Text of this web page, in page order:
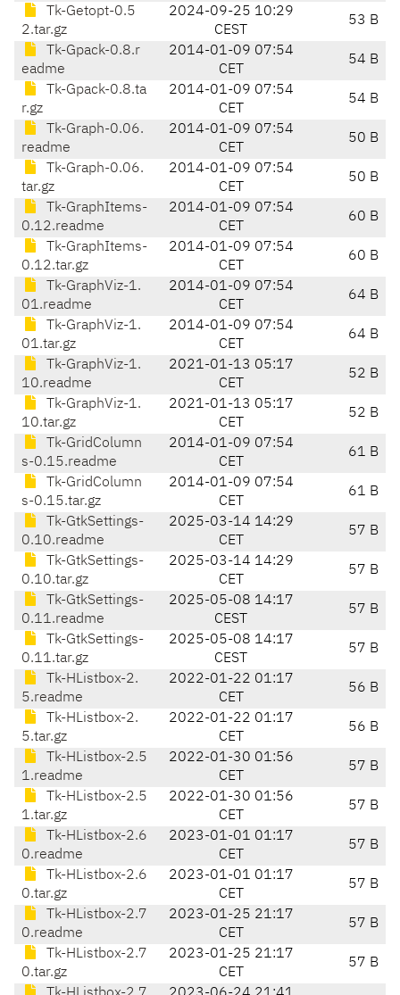
Tk-Getopt-0.5
2.tar.gz
2024-09-25 10:29
CEST
53 B
Tk-Gpack-0.8.r
eadme
2014-01-09 07:54
CET
54 B
Tk-Gpack-0.8.ta
r.gz
2014-01-09 07:54
CET
54 B
Tk-Graph-0.06.
readme
2014-01-09 07:54
CET
50 B
Tk-Graph-0.06.
tar.gz
2014-01-09 07:54
CET
50 B
Tk-GraphItems-
0.12.readme
2014-01-09 07:54
CET
60 B
Tk-GraphItems-
0.12.tar.gz
2014-01-09 07:54
CET
60 B
Tk-GraphViz-1.
01.readme
2014-01-09 07:54
CET
64 B
Tk-GraphViz-1.
01.tar.gz
2014-01-09 07:54
CET
64 B
Tk-GraphViz-1.
10.readme
2021-01-13 05:17
CET
52 B
Tk-GraphViz-1.
10.tar.gz
2021-01-13 05:17
CET
52 B
Tk-GridColumn
s-0.15.readme
2014-01-09 07:54
CET
61 B
Tk-GridColumn
s-0.15.tar.gz
2014-01-09 07:54
CET
61 B
Tk-GtkSettings-
0.10.readme
2025-03-14 14:29
CET
57 B
Tk-GtkSettings-
0.10.tar.gz
2025-03-14 14:29
CET
57 B
Tk-GtkSettings-
0.11.readme
2025-05-08 14:17
CEST
57 B
Tk-GtkSettings-
0.11.tar.gz
2025-05-08 14:17
CEST
57 B
Tk-HListbox-2.
5.readme
2022-01-22 01:17
CET
56 B
Tk-HListbox-2.
5.tar.gz
2022-01-22 01:17
CET
56 B
Tk-HListbox-2.5
1.readme
2022-01-30 01:56
CET
57 B
Tk-HListbox-2.5
1.tar.gz
2022-01-30 01:56
CET
57 B
Tk-HListbox-2.6
0.readme
2023-01-01 01:17
CET
57 B
Tk-HListbox-2.6
0.tar.gz
2023-01-01 01:17
CET
57 B
Tk-HListbox-2.7
0.readme
2023-01-25 21:17
CET
57 B
Tk-HListbox-2.7
0.tar.gz
2023-01-25 21:17
CET
57 B